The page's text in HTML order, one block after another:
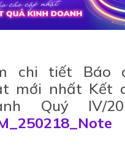
chi tiết Báo
mới nhất Kết
Quý IV/